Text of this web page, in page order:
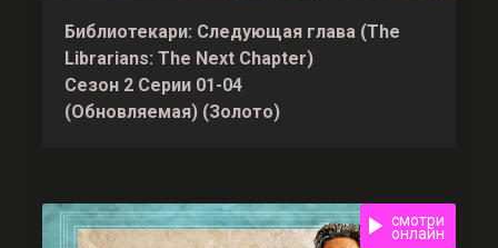
Библиотекари: Следующая глава (The
Librarians: The Next Chapter)
Сезон 2 Серии 01-04
(Обновляемая) (Золото)
смотри
онлайн